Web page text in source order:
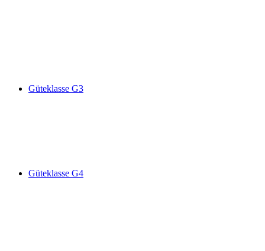
Güteklasse G3
Güteklasse G4